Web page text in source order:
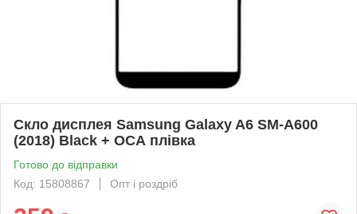
Скло дисплея Samsung Galaxy A6 SM-A600
(2018) Black + ОСА плівка
Готово до відправки
Код: 15808867
Опт і роздріб